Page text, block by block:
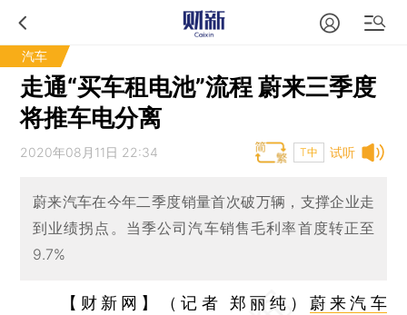
汽车
走通“买车租电池”流程 蔚来三季度
将推车电分离
试听
2020年08月11日 22:34 T中
蔚来汽车在今年二季度销量首次破万辆，支撑企业走
到业绩拐点。当季公司汽车销售毛利率首度转正至
9.7%
【财新网】（记者 郑丽纯）蔚来汽车